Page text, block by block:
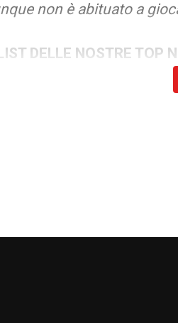
non è abituato a
DELLE NOSTRE TOP